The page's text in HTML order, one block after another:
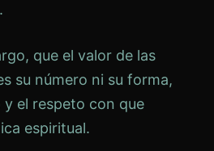
que el valor de las
su número ni su forma,
el respeto con que
espiritual.